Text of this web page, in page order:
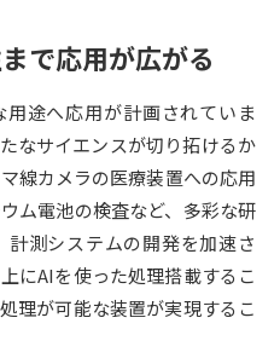
受験スケジュールを立てよう
テレメール全国一斉進学調査
で応用が広がる
途へ応用が計画されていま
なサイエンスが切り拓けるか
線カメラの医療装置への応用
ム電池の検査など、多彩な研
測システムの開発を加速さ
にAIを使った処理搭載するこ
理が可能な装置が実現するこ